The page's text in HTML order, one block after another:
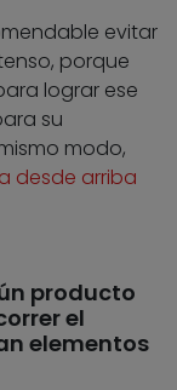
evitar
porque
lograr ese
su
modo,
desde arriba
producto
el
elementos